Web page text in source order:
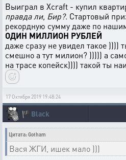
Выиграл в Xcraft - купил
правда ли, Бир?. Стартовый
рекордную сумму даже по
ОДИН МИЛЛИОН РУБЛЕЙ
даже сразу не увидел такое ))))
смешно а тут милион? ))))) а
на трасе копейск)))) такой ты
17 Октября 2019 19:48:24
🏴 Black
Цитата: Gotham
Вася ЖГИ, ишек мало )))